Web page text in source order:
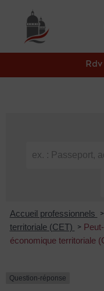
principal
Rdv
Accueil professionnels >
territoriale (CET)
>
économique territoriale
Question-réponse